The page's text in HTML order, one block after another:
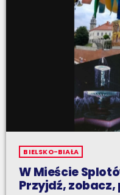
BIELSKO-BIAŁA
W Mieście
Przyjdź,